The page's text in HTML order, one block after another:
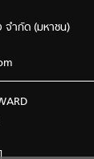
ำกัด (มหาชน)